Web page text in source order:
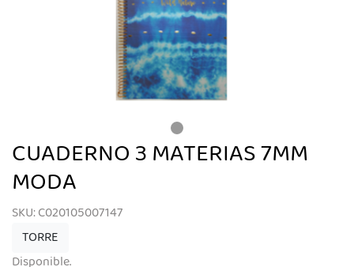
CUADERNO 3 MATERIAS 7MM
MODA
SKU: C020105007147
TORRE
Disponible.